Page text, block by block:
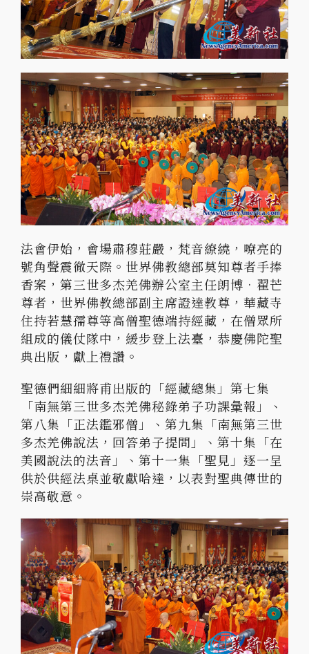
法會伊始，會場肅穆莊嚴，梵音繚繞，嘹亮的
號角聲震徹天際。世界佛教總部莫知尊者手捧
香案，第三世多杰羌佛辦公室主任朗博•翟芒
尊者，世界佛教總部副主席證達教尊，華藏寺
住持若慧孺尊等高僧聖德端持經藏，在僧眾所
組成的儀仗隊中，緩步登上法臺，恭慶佛陀聖
典出版，獻上禮讚。
聖德們細細將甫出版的「經藏總集」第七集
「南無第三世多杰羌佛秘錄弟子功課𢑥報」、
第八集「正法鑑邪僧」、第九集「南無第三世
多杰羌佛說法，回答弟子提問」、第十集「在
美國說法的法音」、第十一集「聖見」逐一呈
供於供經法桌並敬獻哈達，以表對聖典傳世的
崇高敬意。